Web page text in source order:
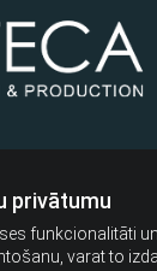
privātumu
funkcionalitāti
varat to